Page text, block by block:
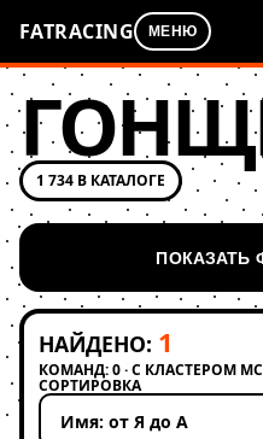
FATRACING МЕНЮ
1 734 В КАТАЛОГЕ
ПОКАЗАТЬ
НАЙДЕНО: 1
КОМАНД: 0 · С КЛАСТЕРОМ
СОРТИРОВКА
Применить сортировку